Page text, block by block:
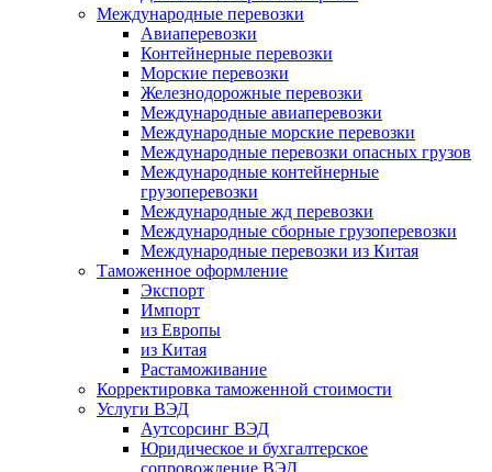
Международные перевозки
Авиаперевозки
Контейнерные перевозки
Морские перевозки
Железнодорожные перевозки
Международные авиаперевозки
Международные морские перевозки
Международные перевозки опасных грузов
Международные контейнерные
грузоперевозки
Международные жд перевозки
Международные сборные грузоперевозки
Международные перевозки из Китая
Таможенное оформление
Экспорт
Импорт
из Европы
из Китая
Растаможивание
Корректировка таможенной стоимости
Услуги ВЭД
Аутсорсинг ВЭД
Юридическое и бухгалтерское
сопровождение ВЭД